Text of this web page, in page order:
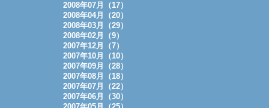
2008年07月（17）
2008年04月（20）
2008年03月（29）
2008年02月（9）
2007年12月（7）
2007年10月（10）
2007年09月（28）
2007年08月（18）
2007年07月（22）
2007年06月（30）